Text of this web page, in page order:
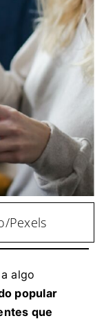
Pexels
algo
popular
que